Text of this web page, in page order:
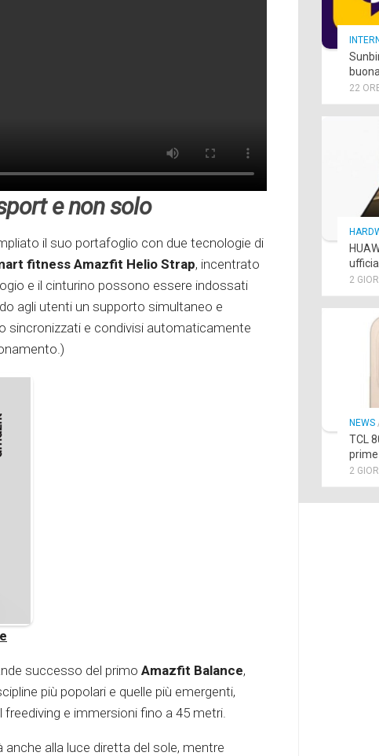
e non solo
il suo portafoglio con due tecnologie di
fitness Amazfit Helio Strap, incentrato
e il cinturino possono essere indossati
agli utenti un supporto simultaneo e
sincronizzati e condivisi automaticamente
successo del primo Amazfit Balance,
più popolari e quelle più emergenti,
e immersioni fino a 45 metri.
alla luce diretta del sole, mentre
22
2
NEWS
TCL
2